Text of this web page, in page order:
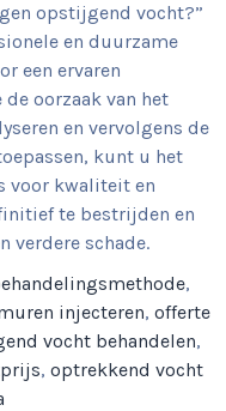
opstijgend vocht?”
en duurzame
een ervaren
oorzaak van het
en vervolgens de
kunt u het
voor kwaliteit en
te bestrijden en
verdere schade.
,
injecteren,offerte
vocht behandelen,
,optrekkend vocht